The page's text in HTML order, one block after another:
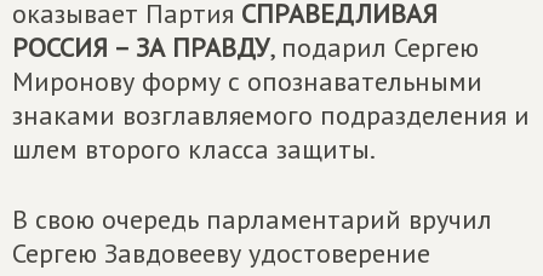
оказывает Партия СПРАВЕДЛИВАЯ
РОССИЯ – ЗА ПРАВДУ, подарил Сергею
Миронову форму с опознавательными
знаками возглавляемого подразделения и
шлем второго класса защиты.
В свою очередь парламентарий вручил
Сергею Завдовееву удостоверение